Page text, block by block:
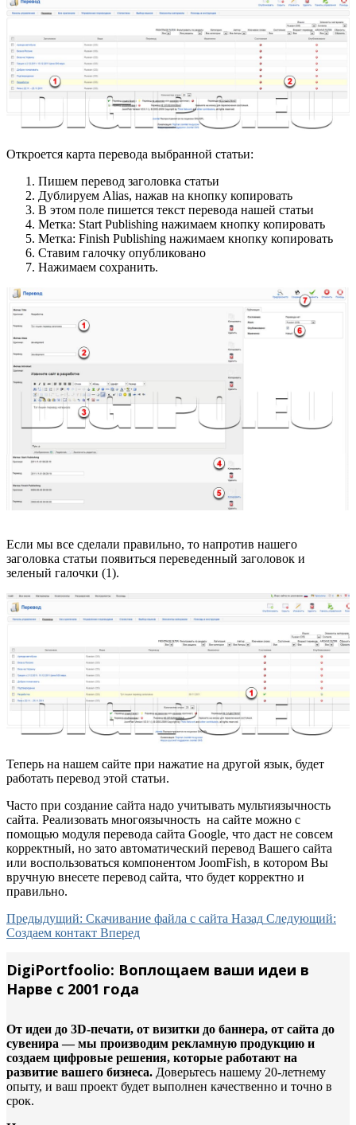
Откроется карта перевода выбранной статьи:
Пишем перевод заголовка статьи
Дублируем Alias, нажав на кнопку копировать
В этом поле пишется текст перевода нашей статьи
Метка: Start Publishing нажимаем кнопку копировать
Метка: Finish Publishing нажимаем кнопку копировать
Ставим галочку опубликовано
Нажимаем сохранить.
Если мы все сделали правильно, то напротив нашего
заголовка статьи появиться переведенный заголовок и
зеленый галочки (1).
Теперь на нашем сайте при нажатие на другой язык, будет
работать перевод этой статьи.
Часто при создание сайта надо учитывать мультиязычность
сайта. Реализовать многоязычность на сайте можно с
помощью модуля перевода сайта Google, что даст не совсем
корректный, но зато автоматический перевод Вашего сайта
или воспользоваться компонентом JoomFish, в котором Вы
вручную внесете перевод сайта, что будет корректно и
правильно.
Предыдущий: Скачивание файла с сайта Назад Следующий:
Создаем контакт Вперед
DigiPortfoolio: Воплощаем ваши идеи в
Нарве с 2001 года
От идеи до 3D-печати, от визитки до баннера, от сайта до
сувенира — мы производим рекламную продукцию и
создаем цифровые решения, которые работают на
развитие вашего бизнеса. Доверьтесь нашему 20-летнему
опыту, и ваш проект будет выполнен качественно и точно в
срок.